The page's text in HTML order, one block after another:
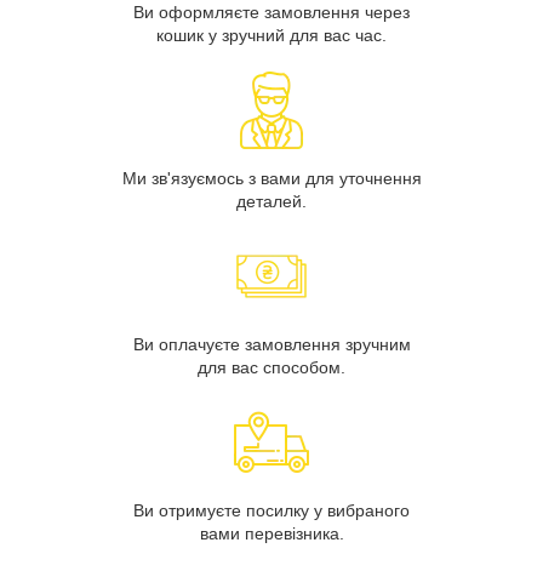
Ви оформляєте замовлення через
кошик у зручний для вас час.
Ми зв'язуємось з вами для уточнення
деталей.
Ви оплачуєте замовлення зручним
для вас способом.
Ви отримуєте посилку у вибраного
вами перевізника.